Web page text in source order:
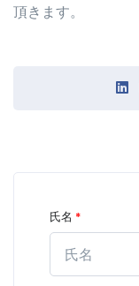
頂きます。
氏名 *